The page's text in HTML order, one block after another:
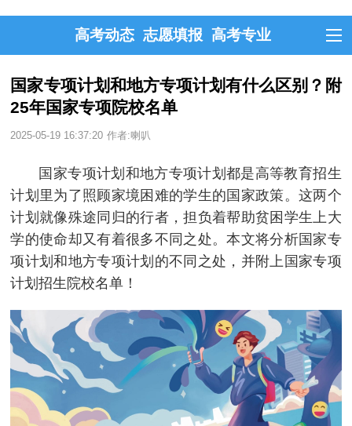
高考动态 志愿填报 高考专业
国家专项计划和地方专项计划有什么区别？附
25年国家专项院校名单
2025-05-19 16:37:20 作者:喇叭
国家专项计划和地方专项计划都是高等教育招生
计划里为了照顾家境困难的学生的国家政策。这两个
计划就像殊途同归的行者，担负着帮助贫困学生上大
学的使命却又有着很多不同之处。本文将分析国家专
项计划和地方专项计划的不同之处，并附上国家专项
计划招生院校名单！